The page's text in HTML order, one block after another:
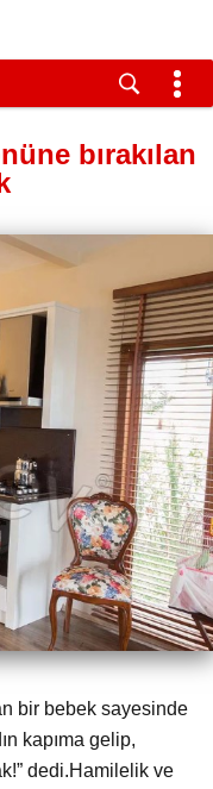
bırakılan
bir bebek sayesinde
kapıma gelip,
dedi.Hamilelik ve